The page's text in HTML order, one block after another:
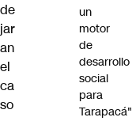
de
jar
an
el
ca
so
un
motor
de
desarrollo
social
para
Tarapacá"